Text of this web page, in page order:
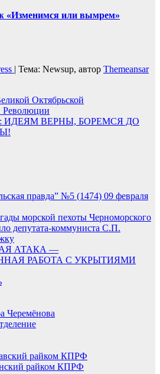
«Изменимся или вымрем»
| Тема: Newsup, автор Themeansar
Октябрьской
Революции
ИДЕЯМ ВЕРНЫ, БОРЕМСЯ ДО
правда” №5 (1474) 09 февраля
морской пехоты Черноморского
депутата-коммуниста С.П.
АТАКА —
РАБОТА С УКРЫТИЯМИ
Черемёнова
райком КПРФ
райком КПРФ